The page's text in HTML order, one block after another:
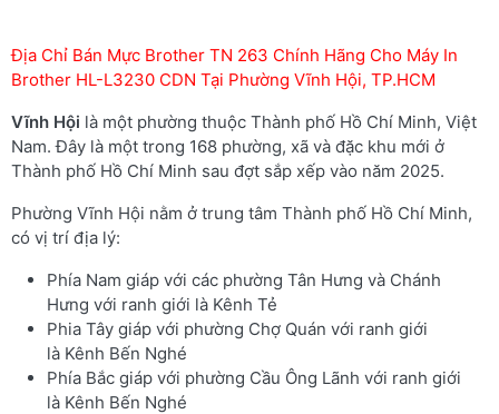
Địa Chỉ Bán Mực Brother TN 263 Chính Hãng Cho Máy In
Brother HL-L3230 CDN Tại Phường Vĩnh Hội, TP.HCM
Vĩnh Hội là một phường thuộc Thành phố Hồ Chí Minh, Việt
Nam. Đây là một trong 168 phường, xã và đặc khu mới ở
Thành phố Hồ Chí Minh sau đợt sắp xếp vào năm 2025.
Phường Vĩnh Hội nằm ở trung tâm Thành phố Hồ Chí Minh,
có vị trí địa lý:
Phía Nam giáp với các phường Tân Hưng và Chánh
Hưng với ranh giới là Kênh Tẻ
Phia Tây giáp với phường Chợ Quán với ranh giới
là Kênh Bến Nghé
Phía Bắc giáp với phường Cầu Ông Lãnh với ranh giới
là Kênh Bến Nghé